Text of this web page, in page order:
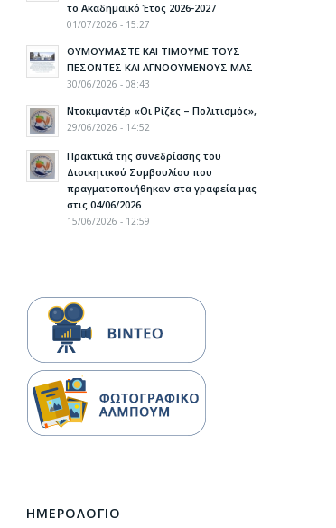
το Ακαδημαϊκό Έτος 2026-2027
01/07/2026 - 15:27
ΘΥΜΟΥΜΑΣΤΕ ΚΑΙ ΤΙΜΟΥΜΕ ΤΟΥΣ
ΠΕΣΟΝΤΕΣ ΚΑΙ ΑΓΝΟΟΥΜΕΝΟΥΣ ΜΑΣ
30/06/2026 - 08:43
Ντοκιμαντέρ «Οι Ρίζες – Πολιτισμός»,
29/06/2026 - 14:52
Πρακτικά της συνεδρίασης του
Διοικητικού Συμβουλίου που
πραγματοποιήθηκαν στα γραφεία μας
στις 04/06/2026
15/06/2026 - 12:59
ΗΜΕΡΟΛΟΓΙΟ